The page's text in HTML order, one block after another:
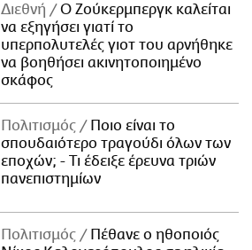
Διεθνή
Ο Ζούκερμπεργκ καλείται
να εξηγήσει γιατί το
υπερπολυτελές γιοτ του αρνήθηκε
να βοηθήσει ακινητοποιημένο
σκάφος
Πολιτισμός
Ποιο είναι το
σπουδαιότερο τραγούδι όλων των
εποχών; - Τι έδειξε έρευνα τριών
πανεπιστημίων
Πολιτισμός
Πέθανε ο ηθοποιός